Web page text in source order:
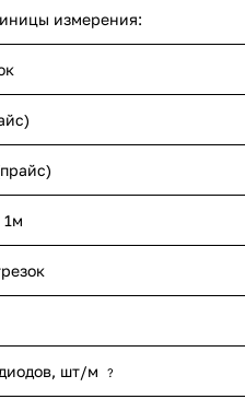
измерения:
1м
шт/м ?